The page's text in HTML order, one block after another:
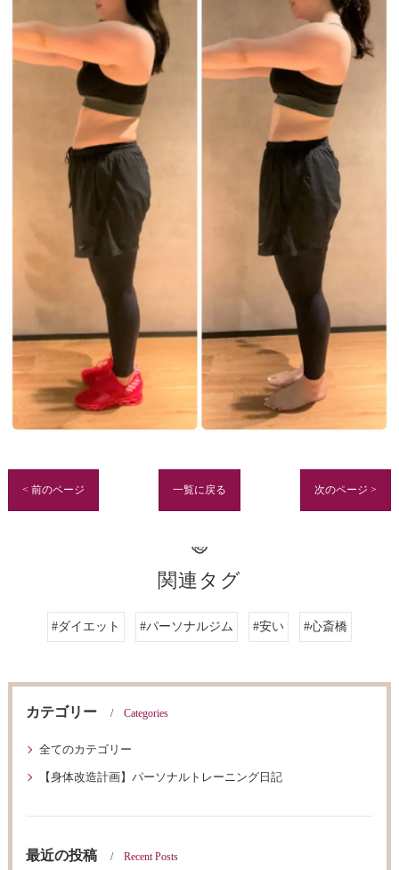
< 前のページ 一覧に戻る 次のページ >
関連タグ
#ダイエット #パーソナルジム #安い #心斎橋
カテゴリー Categories
全てのカテゴリー
【身体改造計画】パーソナルトレーニング日記
最近の投稿 Recent Posts